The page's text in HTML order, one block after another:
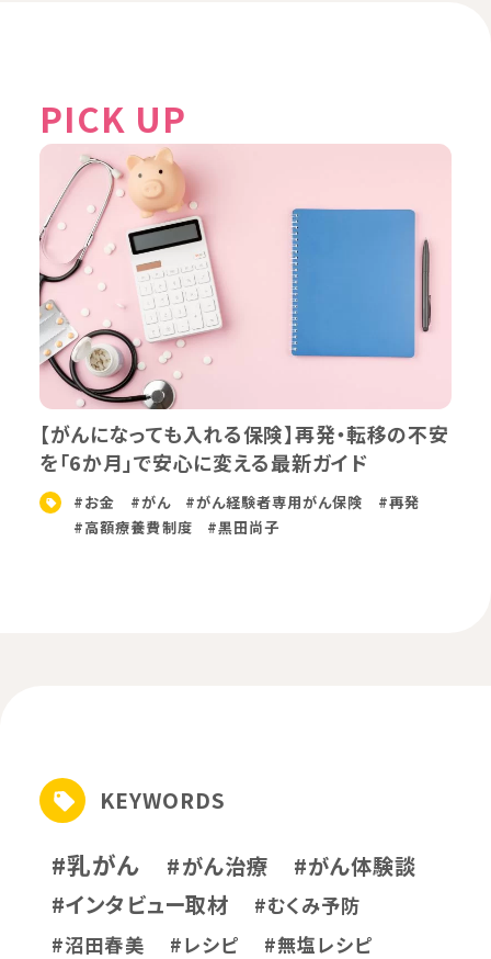
PICK UP
【がんになっても入れる保険】再発・転移の不安
を「6か月」で安心に変える最新ガイド
#お金 #がん #がん経験者専用がん保険
#再発
#高額療養費制度
#黒田尚子
KEYWORDS
#乳がん #がん治療
#がん体験談
#インタビュー取材
#むくみ予防
#沼田春美
#レシピ #無塩レシピ